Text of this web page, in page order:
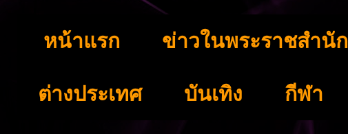
หน้าแรก ข่าวในพระราชสำนัก
ต่างประเทศ บันเทิง กีฬา